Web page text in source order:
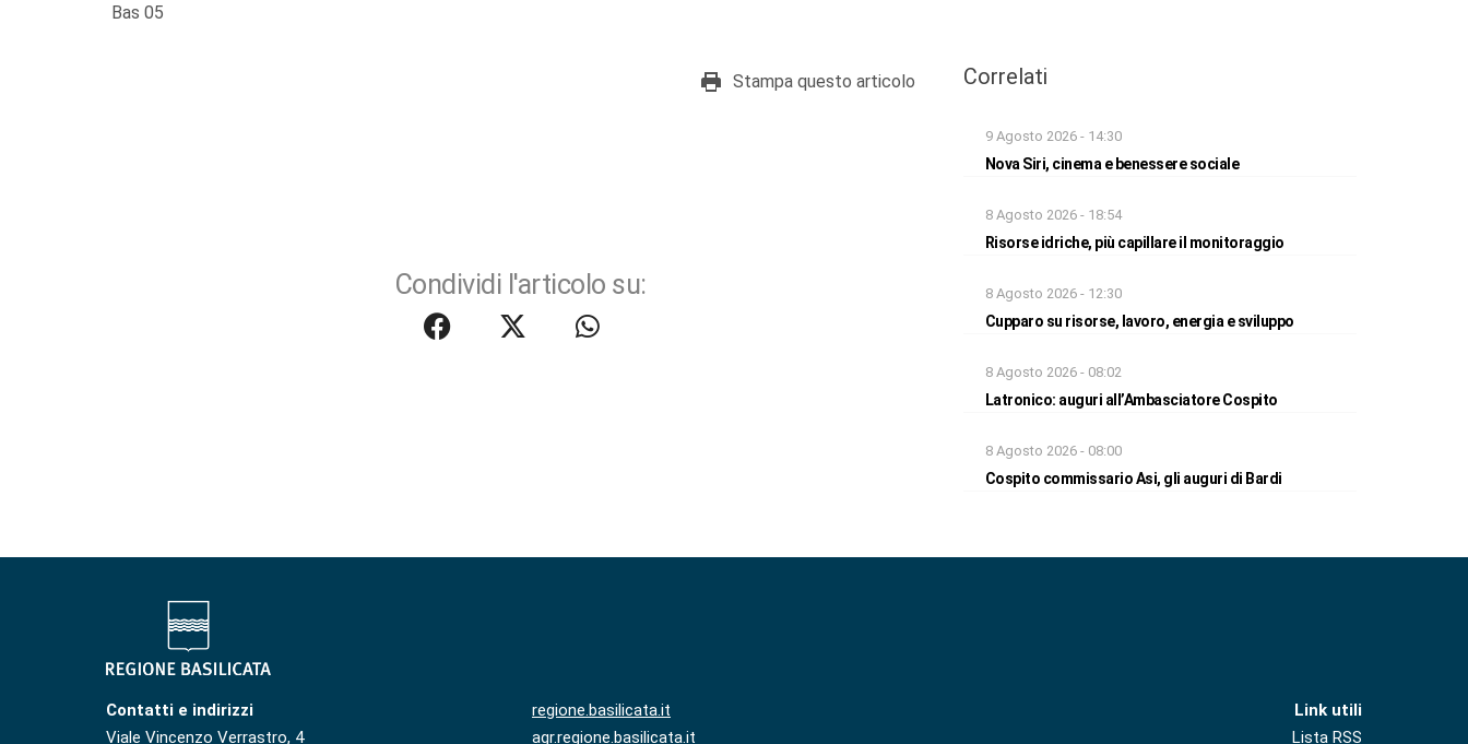
Bas 05
Stampa questo articolo
Condividi l'articolo su:
Correlati
9 Agosto 2026 - 14:30
Nova Siri, cinema e benessere sociale
8 Agosto 2026 - 18:54
Risorse idriche, più capillare il monitoraggio
8 Agosto 2026 - 12:30
Cupparo su risorse, lavoro, energia e sviluppo
8 Agosto 2026 - 08:02
Latronico: auguri all’Ambasciatore Cospito
8 Agosto 2026 - 08:00
Cospito commissario Asi, gli auguri di Bardi
Contatti e indirizzi
Viale Vincenzo Verrastro, 4
regione.basilicata.it
agr.regione.basilicata.it
Link utili
Lista RSS